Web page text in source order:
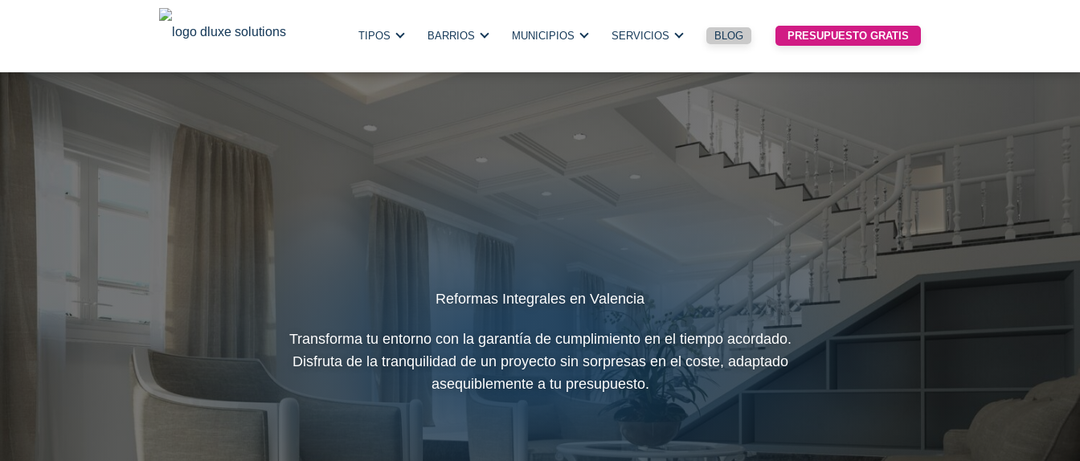
TIPOS BARRIOS MUNICIPIOS SERVICIOS BLOG PRESUPUESTO GRATIS
Reformas Integrales en Valencia